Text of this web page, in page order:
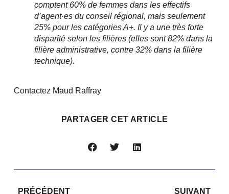
comptent 60% de femmes dans les effectifs
d’agent·es du conseil régional, mais seulement
25% pour les catégories A+. Il y a une très forte
disparité selon les filières (elles sont 82% dans la
filière administrative, contre 32% dans la filière
technique).
Contactez Maud Raffray
PARTAGER CET ARTICLE
PRÉCÉDENT SUIVANT